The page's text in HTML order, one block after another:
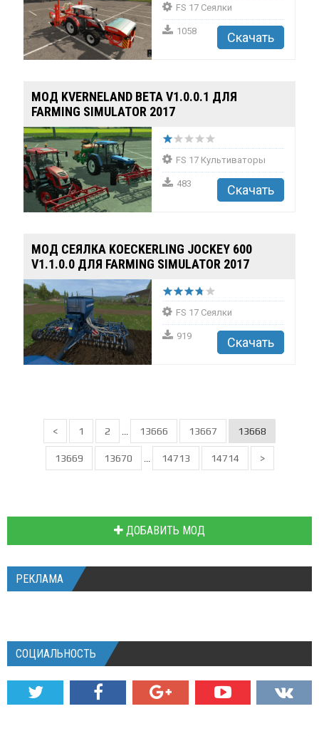
FS 17 Сеялки
1058 Скачать
МОД KVERNELAND BETA V1.0.0.1 ДЛЯ
FARMING SIMULATOR 2017
FS 17 Культиваторы
483 Скачать
МОД СЕЯЛКА KOECKERLING JOCKEY 600
V1.1.0.0 ДЛЯ FARMING SIMULATOR 2017
FS 17 Сеялки
919 Скачать
< 1 2 ... 13666 13667 13668
13669 13670 ... 14713 14714 >
ДОБАВИТЬ МОД
РЕКЛАМА
СОЦИАЛЬНОСТЬ